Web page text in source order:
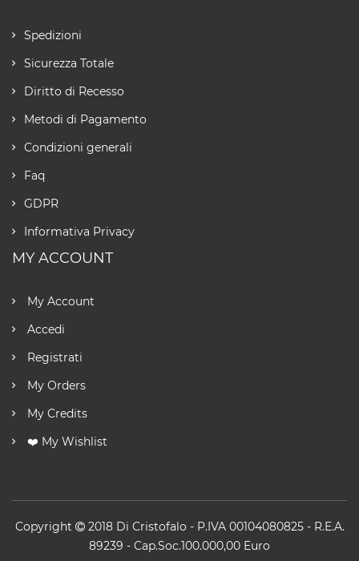
Spedizioni
Sicurezza Totale
Diritto di Recesso
Metodi di Pagamento
Condizioni generali
Faq
GDPR
Informativa Privacy
MY ACCOUNT
My Account
Accedi
Registrati
My Orders
My Credits
❤️ My Wishlist
Copyright 2018 Di Cristofalo - P.IVA 00104080825 - R.E.A.
89239 - Cap.Soc.100.000,00 Euro